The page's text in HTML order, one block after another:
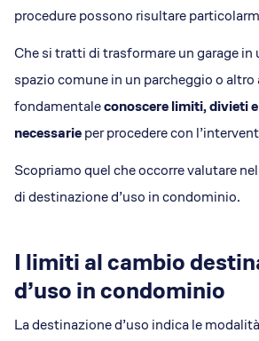
procedure possono risultare
Che si tratti di trasformare un garage in
spazio comune in un parcheggio o altro
fondamentaleconoscere limiti, divieti
necessarieper procedere con
Scopriamo quel che occorre valutare
di destinazione d’uso in condominio.
I limiti al cambio
d’uso in condominio
La destinazione d’uso indica le